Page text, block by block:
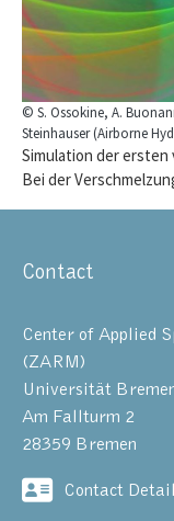
© S. Ossokine, A.
Steinhauser (Airborne
Simulation der ersten
Bei der
Contact
Center of Applied
(ZARM)
Universität
Am Fallturm 2
28359 Bremen
Contact